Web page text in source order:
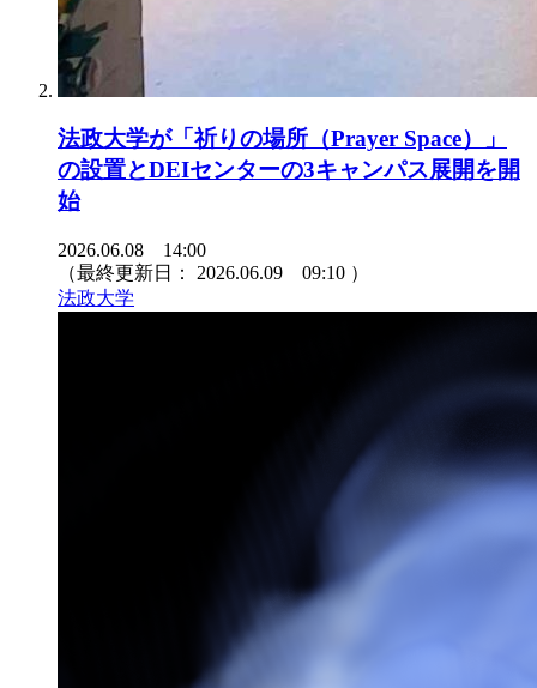
法政大学が「祈りの場所（Prayer Space）」
の設置とDEIセンターの3キャンパス展開を開
始
2026.06.08 14:00
（最終更新日： 2026.06.09 09:10 ）
法政大学